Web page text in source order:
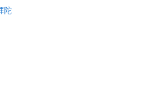
陀